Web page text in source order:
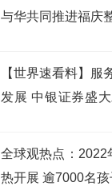
与华共同推进福庆
【世界速看料】服
发展 中银证券盛
全球观热点：2022
热开展 逾7000名孩